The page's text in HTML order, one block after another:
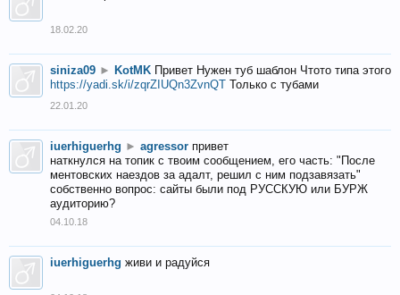
18.02.20
siniza09 ► KotMK Привет Нужен туб шаблон Чтото типа этого
https://yadi.sk/i/zqrZIUQn3ZvnQT Только с тубами
22.01.20
iuerhiguerhg ► agressor привет
наткнулся на топик с твоим сообщением, его часть: "После
ментовских наездов за адалт, решил с ним подзавязать"
собственно вопрос: сайты были под РУССКУЮ или БУРЖ
аудиторию?
04.10.18
iuerhiguerhg живи и радуйся